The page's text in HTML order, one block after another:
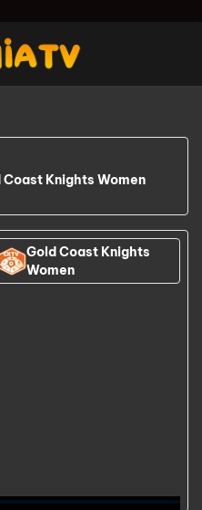
Coast Knights Women
Gold Coast Knights
Women